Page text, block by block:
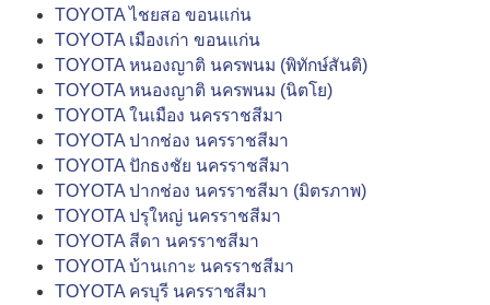
TOYOTA ไชยสอ ขอนแก่น
TOYOTA เมืองเก่า ขอนแก่น
TOYOTA หนองญาติ นครพนม (พิทักษ์สันติ)
TOYOTA หนองญาติ นครพนม (นิตโย)
TOYOTA ในเมือง นครราชสีมา
TOYOTA ปากช่อง นครราชสีมา
TOYOTA ปักธงชัย นครราชสีมา
TOYOTA ปากช่อง นครราชสีมา (มิตรภาพ)
TOYOTA ปรุใหญ่ นครราชสีมา
TOYOTA สีดา นครราชสีมา
TOYOTA บ้านเกาะ นครราชสีมา
TOYOTA ครบุรี นครราชสีมา